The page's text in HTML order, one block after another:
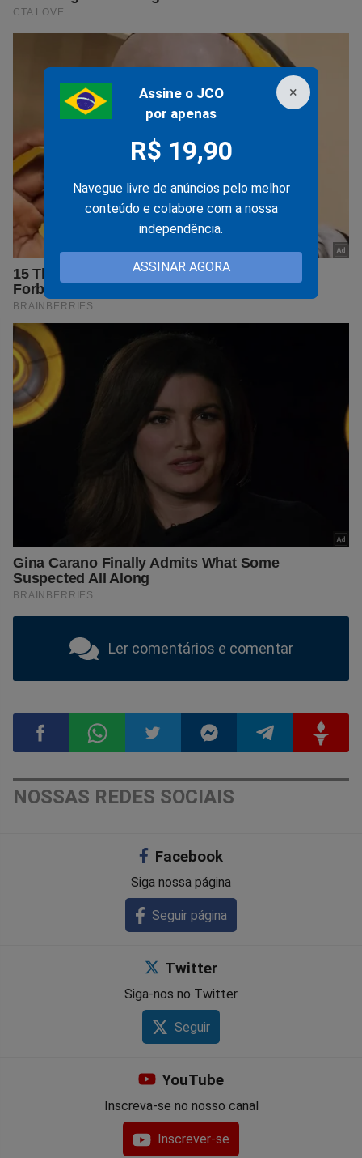
×
Assine o JCO
por apenas
R$ 19,90
Navegue livre de anúncios pelo melhor
conteúdo e colabore com a nossa
independência.
ASSINAR AGORA
Ler comentários e comentar
CompartilharCompartilhar
Whatsapp
Compartilhar
Twitter
Compartilhar
Messenger
NOSSAS REDES SOCIAIS
Facebook
Siga nossa página
Seguir página
Twitter
Siga-nos no Twitter
Seguir
YouTube
Inscreva-se no nosso canal
Inscrever-se